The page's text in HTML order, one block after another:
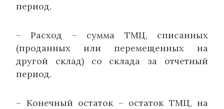
период.
– Расход – сумма ТМЦ, списанных
(проданных или перемещенных на
другой склад) со склада за отчетный
период.
– Конечный остаток – остаток ТМЦ, на